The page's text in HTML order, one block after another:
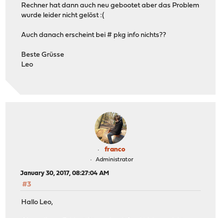
Rechner hat dann auch neu gebootet aber das Problem
wurde leider nicht gelöst :(
Auch danach erscheint bei # pkg info nichts??
Beste Grüsse
Leo
franco
Administrator
January 30, 2017, 08:27:04 AM
#3
Hallo Leo,